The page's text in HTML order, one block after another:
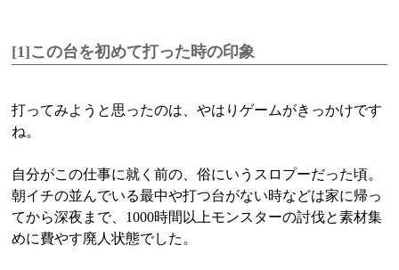
[1]この台を初めて打った時の印象
打ってみようと思ったのは、やはりゲームがきっかけです
ね。
自分がこの仕事に就く前の、俗にいうスロプーだった頃。
朝イチの並んでいる最中や打つ台がない時などは家に帰っ
てから深夜まで、1000時間以上モンスターの討伐と素材集
めに費やす廃人状態でした。